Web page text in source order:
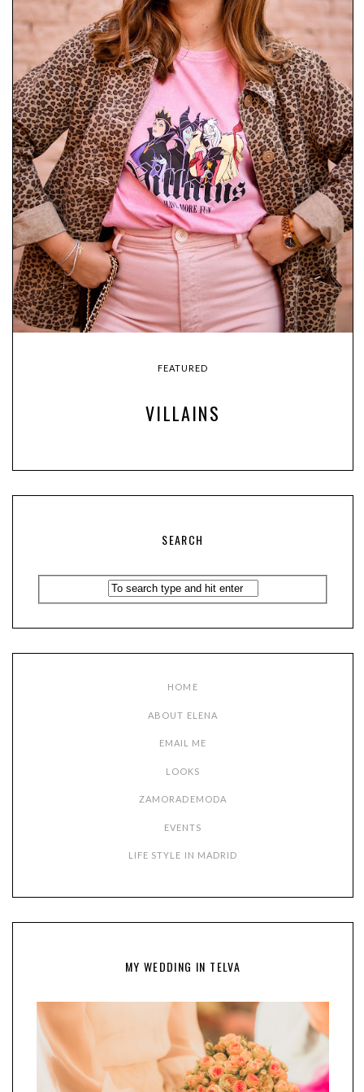
FEATURED
VILLAINS
SEARCH
HOME
ABOUT ELENA
EMAIL ME
LOOKS
ZAMORADEMODA
EVENTS
LIFE STYLE IN MADRID
MY WEDDING IN TELVA